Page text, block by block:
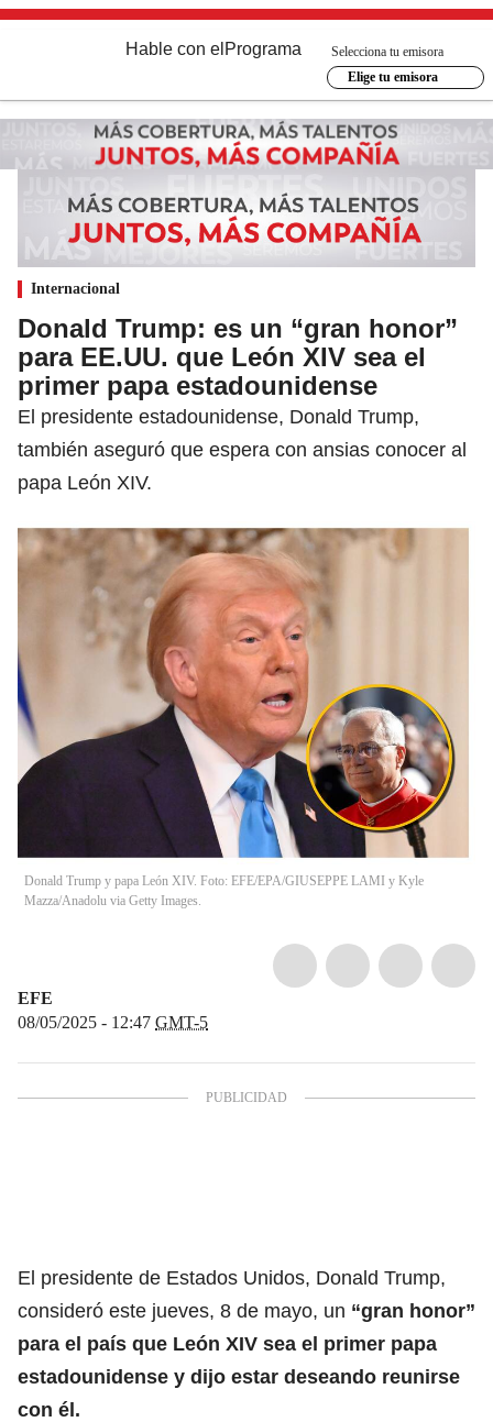
Hable con el Programa
Selecciona tu emisora
Elige tu emisora
Internacional
Donald Trump: es un “gran honor”
para EE.UU. que León XIV sea el
primer papa estadounidense
El presidente estadounidense, Donald Trump,
también aseguró que espera con ansias conocer al
papa León XIV.
Donald Trump y papa León XIV. Foto: EFE/EPA/GIUSEPPE LAMI y Kyle
Mazza/Anadolu via Getty Images.
EFE
08/05/2025 - 12:47 GMT-5
El presidente de Estados Unidos, Donald Trump,
consideró este jueves, 8 de mayo, un “gran honor”
para el país que León XIV sea el primer papa
estadounidense y dijo estar deseando reunirse
con él.